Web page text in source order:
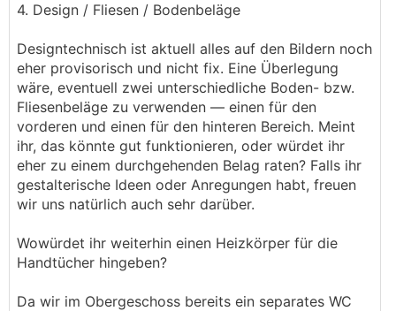
4. Design / Fliesen / Bodenbeläge
Designtechnisch ist aktuell alles auf den Bildern noch
eher provisorisch und nicht fix. Eine Überlegung
wäre, eventuell zwei unterschiedliche Boden- bzw.
Fliesenbeläge zu verwenden — einen für den
vorderen und einen für den hinteren Bereich. Meint
ihr, das könnte gut funktionieren, oder würdet ihr
eher zu einem durchgehenden Belag raten? Falls ihr
gestalterische Ideen oder Anregungen habt, freuen
wir uns natürlich auch sehr darüber.
Wowürdet ihr weiterhin einen Heizkörper für die
Handtücher hingeben?
Da wir im Obergeschoss bereits ein separates WC